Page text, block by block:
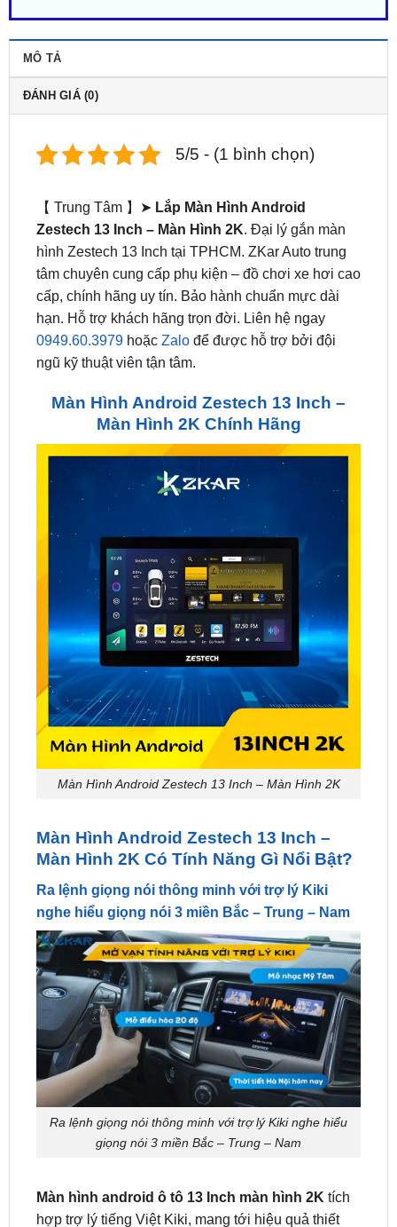
ĐÁNH GIÁ (0)
【 Trung Tâm 】➤Lắp Màn Hình Android
hình Zestech 13 Inch tại TPHCM. ZKar Auto trung
tâm chuyên cung cấp phụ kiện – đồ chơi xe hơi cao
cấp, chính hãng uy tín. Bảo hành chuẩn mực dài
hạn. Hỗ trợ khách hãng trọn đời. Liên hệ ngay
0949.60.3979hoặcZalođể được hỗ trợ bởi đội
ngũ kỹ thuật viên tận tâm.
Màn Hình Android Zestech 13 Inch –
Màn Hình Android Zestech 13 Inch – Màn Hình 2K
Màn Hình Android Zestech 13 Inch –
Ra lệnh giọng nói thông minh với trợ lý Kiki
nghe hiểu giọng nói 3 miền Bắc – Trung – Nam
Ra lệnh giọng nói thông minh với trợ lý Kiki nghe hiểu
giọng nói 3 miền Bắc – Trung – Nam
Màn hình android ô tô 13 Inch màn hình 2K
thực, an toàn cho người dùng xe hơi. Không cần
thao tác vật lý trên bảng điều khiển, Kiki nghe hiểu